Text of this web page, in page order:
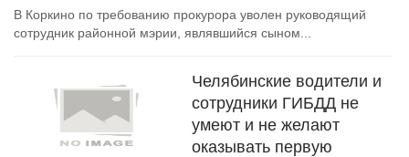
В Коркино по требованию прокурора уволен руководящий
сотрудник районной мэрии, являвшийся сыном...
Челябинские водители и
сотрудники ГИБДД не
умеют и не желают
оказывать первую